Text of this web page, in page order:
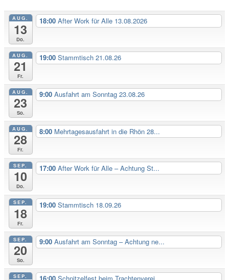
AUG.
13
Do.
18:00 After Work für Alle 13.08.2026
AUG.
21
Fr.
19:00 Stammtisch 21.08.26
AUG.
23
So.
9:00 Ausfahrt am Sonntag 23.08.26
AUG.
28
Fr.
8:00 Mehrtagesausfahrt in die Rhön 28...
SEP.
10
Do.
17:00 After Work für Alle – Achtung St...
SEP.
18
Fr.
19:00 Stammtisch 18.09.26
SEP.
20
So.
9:00 Ausfahrt am Sonntag – Achtung ne...
SEP.